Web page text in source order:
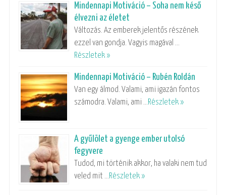
Mindennapi Motiváció – Soha nem késő
élvezni az életet
Változás. Az emberek jelentős részének
ezzel van gondja. Vagyis magával …
Részletek »
Mindennapi Motiváció – Rubén Roldán
Van egy álmod. Valami, ami igazán fontos
számodra. Valami, ami …Részletek »
A gyűlölet a gyenge ember utolsó
fegyvere
Tudod, mi történik akkor, ha valaki nem tud
veled mit …Részletek »